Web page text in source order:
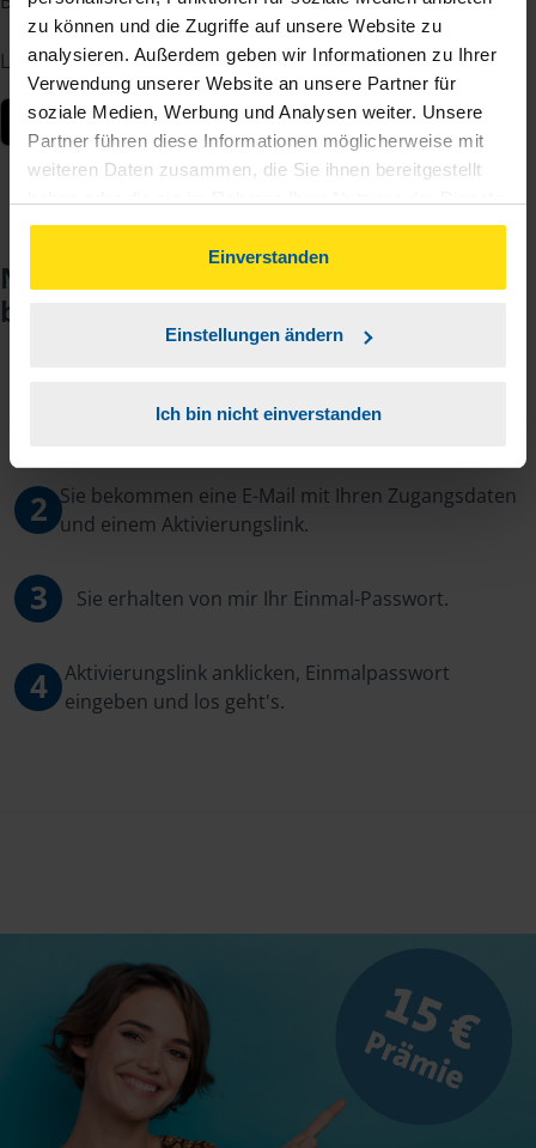
zu können und die Zugriffe auf unsere Website zu
analysieren. Außerdem geben wir Informationen zu Ihrer
Verwendung unserer Website an unsere Partner für
soziale Medien, Werbung und Analysen weiter. Unsere
Partner führen diese Informationen möglicherweise mit
weiteren Daten zusammen, die Sie ihnen bereitgestellt
gesammelt haben. Indem Sie auf Einverstanden klicken,
können Sie der Verwendung von Cookies, gemäß
unserer
Einverstanden
Einstellungen ändern
Ich bin nicht einverstanden
Laden Sie die App kostenlos herunter:
Noch keinen Zugang? So einfach
beantragen Sie ihn.
Sie teilen mir mit, dass Sie MeineVLH nutzen
2 Sie bekommen eine E-Mail mit Ihren Zugangsdaten
und einem Aktivierungslink.
3 Sie erhalten von mir Ihr Einmal-Passwort.
4
Aktivierungslink anklicken, Einmalpasswort
eingeben und los geht's.